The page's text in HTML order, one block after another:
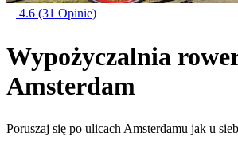
4.6 (31 Opinie)
Wypożyczalnia
Amsterdam
Poruszaj się po ulicach Amsterdamu jak u